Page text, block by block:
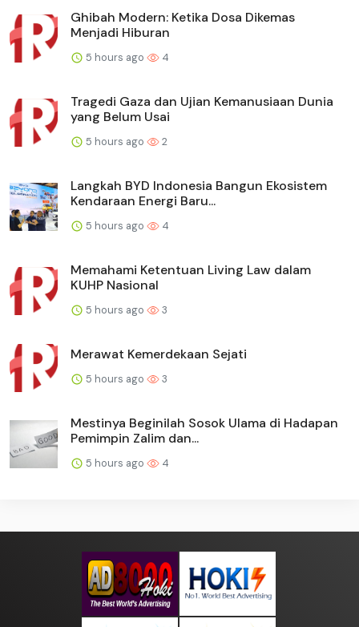
Ghibah Modern: Ketika Dosa Dikemas
Menjadi Hiburan
5 hours ago 4
Tragedi Gaza dan Ujian Kemanusiaan Dunia
yang Belum Usai
5 hours ago 2
Langkah BYD Indonesia Bangun Ekosistem
Kendaraan Energi Baru...
5 hours ago 4
Memahami Ketentuan Living Law dalam
KUHP Nasional
5 hours ago 3
Merawat Kemerdekaan Sejati
5 hours ago 3
Mestinya Beginilah Sosok Ulama di Hadapan
Pemimpin Zalim dan...
5 hours ago 4